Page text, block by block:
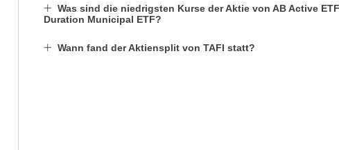
Was sind die niedrigsten Kurse der Aktie von AB Active
Duration Municipal ETF?
Wann fand der Aktiensplit von TAFI statt?